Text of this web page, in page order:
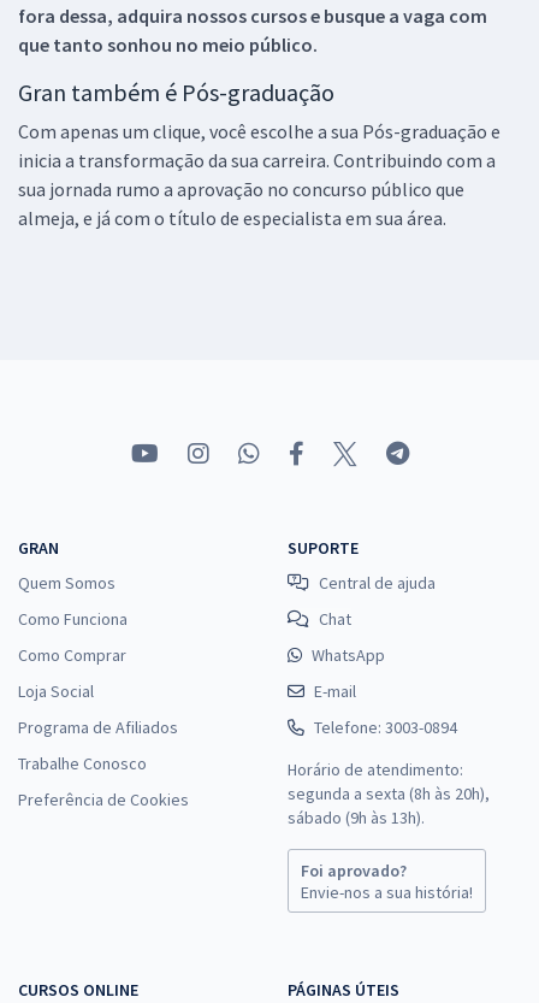
fora dessa, adquira nossos cursos e busque a vaga com
que tanto sonhou no meio público.
Gran também é Pós-graduação
Com apenas um clique, você escolhe a sua Pós-graduação e
inicia a transformação da sua carreira. Contribuindo com a
sua jornada rumo a aprovação no concurso público que
almeja, e já com o título de especialista em sua área.
GRAN
Quem Somos
Como Funciona
Como Comprar
Loja Social
Programa de Afiliados
Trabalhe Conosco
Preferência de Cookies
SUPORTE
Central de ajuda
Chat
WhatsApp
E-mail
Telefone: 3003-0894
Horário de atendimento:
segunda a sexta (8h às 20h),
sábado (9h às 13h).
Foi aprovado?
Envie-nos a sua história!
CURSOS ONLINE PÁGINAS ÚTEIS